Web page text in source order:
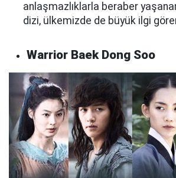
anlaşmazlıklarla beraber yaşanan
dizi, ülkemizde de büyük ilgi
Warrior Baek Dong Soo